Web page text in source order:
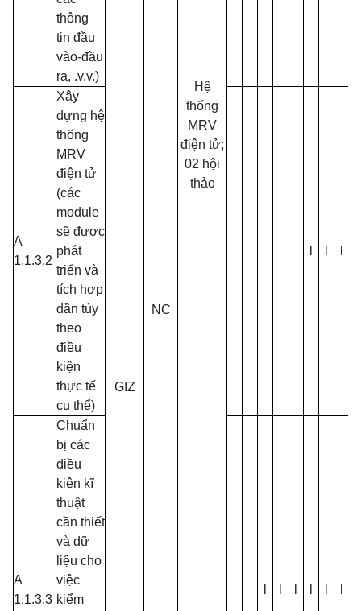
thông
tin đầu
vào-đầu
ra, .v.v.)
GIZ
NC
Hệ
thống
MRV
điện tử;
02 hội
thảo
A
1.1.3.2
Xây
dựng hệ
thống
MRV
điện tử
(các
module
sẽ được
phát
triển và
tích hợp
dần tùy
theo
điều
kiện
thực tế
cụ thể)
A
1.1.3.3
Chuẩn
bị các
điều
kiện kĩ
thuật
cần thiết
và dữ
liệu cho
việc
kiểm